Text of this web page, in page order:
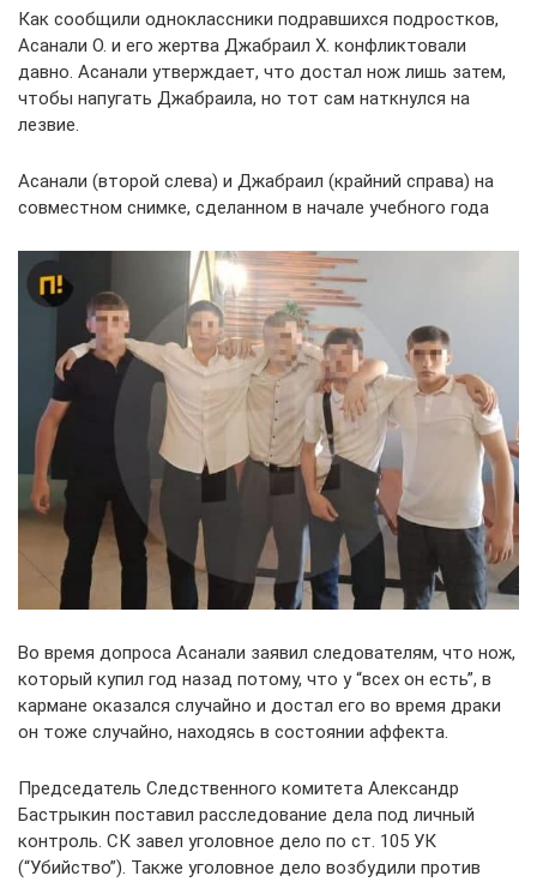
Как сообщили одноклассники подравшихся подростков,
Асанали О. и его жертва Джабраил Х. конфликтовали
давно. Асанали утверждает, что достал нож лишь затем,
чтобы напугать Джабраила, но тот сам наткнулся на
лезвие.
Асанали (второй слева) и Джабраил (крайний справа) на
совместном снимке, сделанном в начале учебного года
Во время допроса Асанали заявил следователям, что нож,
который купил год назад потому, что у “всех он есть”, в
кармане оказался случайно и достал его во время драки
он тоже случайно, находясь в состоянии аффекта.
Председатель Следственного комитета Александр
Бастрыкин поставил расследование дела под личный
контроль. СК завел уголовное дело по ст. 105 УК
(“Убийство”). Также уголовное дело возбудили против